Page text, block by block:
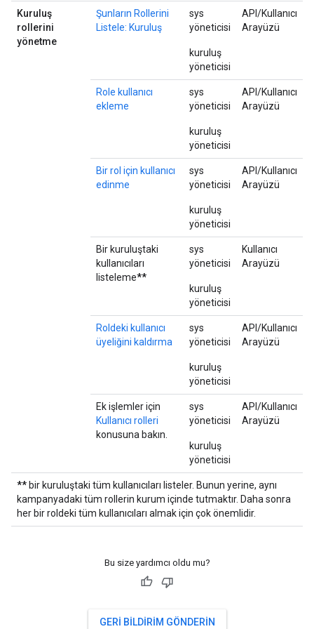
Kuruluş
rollerini
yönetme
Şunların Rollerini
Listele: Kuruluş
sys
yöneticisi
kuruluş
yöneticisi
API/Kullanıcı
Arayüzü
Role kullanıcı
ekleme
sys
yöneticisi
kuruluş
yöneticisi
API/Kullanıcı
Arayüzü
Bir rol için kullanıcı
edinme
sys
yöneticisi
kuruluş
yöneticisi
API/Kullanıcı
Arayüzü
Bir kuruluştaki
kullanıcıları
listeleme**
sys
yöneticisi
kuruluş
yöneticisi
Kullanıcı
Arayüzü
Roldeki kullanıcı
üyeliğini kaldırma
sys
yöneticisi
kuruluş
yöneticisi
API/Kullanıcı
Arayüzü
Ek işlemler için
Kullanıcı rolleri
konusuna bakın.
sys
yöneticisi
kuruluş
yöneticisi
API/Kullanıcı
Arayüzü
** bir kuruluştaki tüm kullanıcıları listeler. Bunun yerine, aynı
kampanyadaki tüm rollerin kurum içinde tutmaktır. Daha sonra
her bir roldeki tüm kullanıcıları almak için çok önemlidir.
Bu size yardımcı oldu mu?
GERI BILDIRIM GÖNDERIN